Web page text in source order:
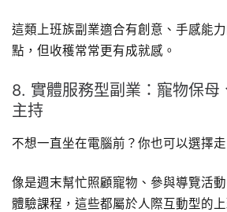
這類上班族副業適合有創意、手感能
點，但收穫常常更有成就感。
8. 實體服務型副業：寵物保母
主持
不想一直坐在電腦前？你也可以選擇
像是週末幫忙照顧寵物、參與導覽活
體驗課程，這些都屬於人際互動型的上